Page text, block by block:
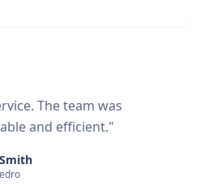
The team was
and efficient."